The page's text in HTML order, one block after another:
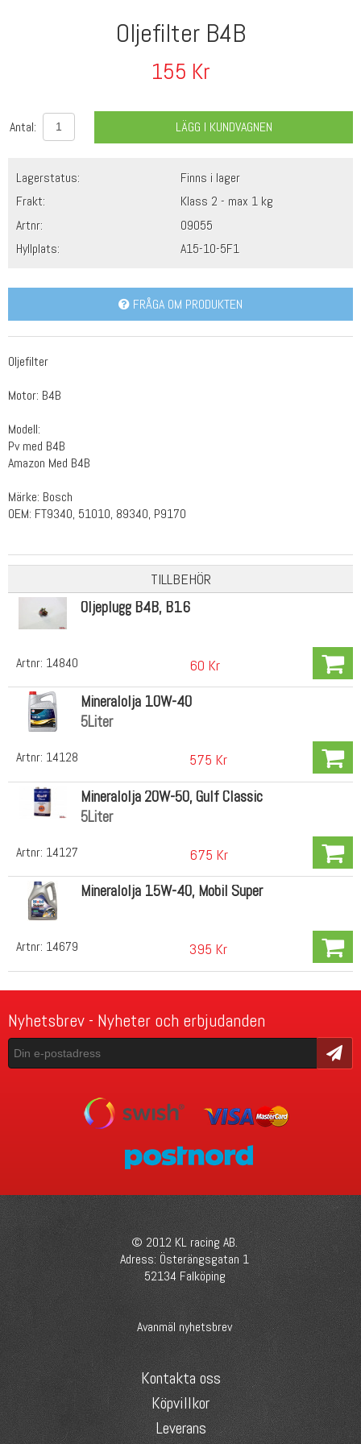
Oljefilter B4B
155 Kr
Antal: LÄGG I KUNDVAGNEN
Lagerstatus:
Finns i lager
Frakt:
Klass 2 - max 1 kg
Artnr:
09055
Hyllplats:
A15-10-5F1
FRÅGA OM PRODUKTEN
Oljefilter
Motor: B4B
Modell:
Pv med B4B
Amazon Med B4B
Märke: Bosch
OEM: FT9340, 51010, 89340, P9170
TILLBEHÖR
Artnr: 14840
Oljeplugg B4B, B16
60 Kr
Artnr: 14128
Mineralolja 10W-40
5Liter
575 Kr
Artnr: 14127
Mineralolja 20W-50, Gulf Classic
5Liter
675 Kr
Artnr: 14679
Mineralolja 15W-40, Mobil Super
395 Kr
Nyhetsbrev - Nyheter och erbjudanden
Skicka
© 2012 KL racing AB.
Adress: Österängsgatan 1
52134 Falköping
Avanmäl nyhetsbrev
Kontakta oss
Köpvillkor
Leverans